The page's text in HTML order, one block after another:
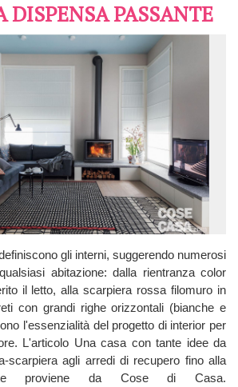
DISPENSA PASSANTE
gli interni, suggerendo numerosi
abitazione: dalla rientranza color
il letto, alla scarpiera rossa filomuro in
con grandi righe orizzontali (bianche e
l'essenzialità del progetto di interior per
L'articolo Una casa con tante idee da
scarpiera agli arredi di recupero fino alla
proviene da Cose di Casa.